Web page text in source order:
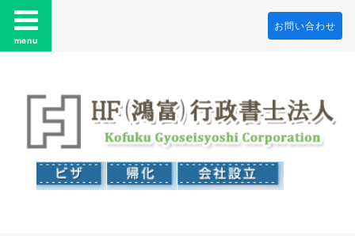
menu
お問い合わせ